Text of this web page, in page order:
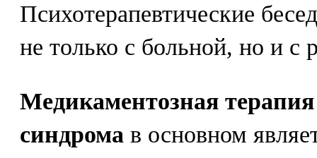
Психотерапевтические
не только с больной, но и с
Медикаментозная
синдрома в основном